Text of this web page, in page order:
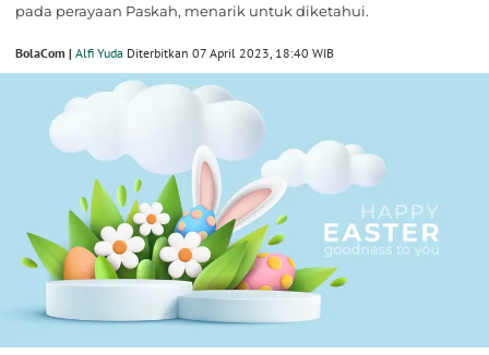
pada perayaan Paskah, menarik untuk diketahui.
BolaCom | Alfi Yuda Diterbitkan 07 April 2023, 18:40 WIB